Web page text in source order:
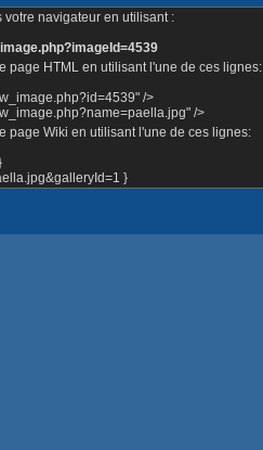
votre navigateur en utilisant :
page HTML en utilisant l'une de ces lignes:
/>
/>
page Wiki en utilisant l'une de ces lignes:
}